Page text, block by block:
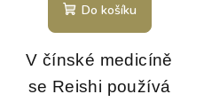
Do košíku
V čínské medicíně
se Reishi používá